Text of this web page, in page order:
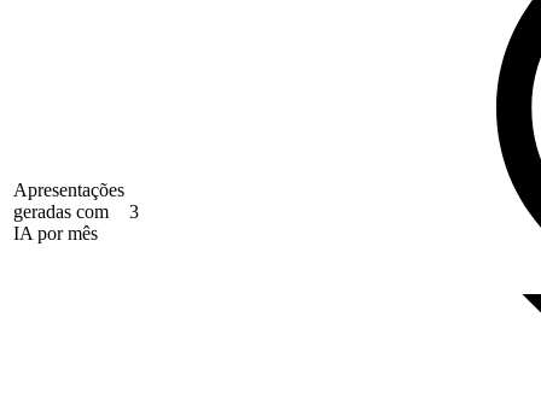
Apresentações
geradas com
IA por mês
3